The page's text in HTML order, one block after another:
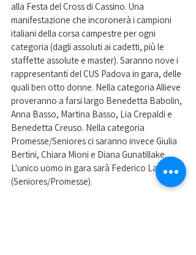
alla Festa del Cross di Cassino. Una
manifestazione che incoronerà i campioni
italiani della corsa campestre per ogni
categoria (dagli assoluti ai cadetti, più le
staffette assolute e master). Saranno nove i
rappresentanti del CUS Padova in gara, delle
quali ben otto donne. Nella categoria Allieve
proveranno a farsi largo Benedetta Babolin,
Anna Basso, Martina Basso, Lia Crepaldi e
Benedetta Creuso. Nella categoria
Promesse/Seniores ci saranno invece Giulia
Bertini, Chiara Mioni e Diana Gunatillake.
L'unico uomo in gara sarà Federico Lazzaro
(Seniores/Promesse).